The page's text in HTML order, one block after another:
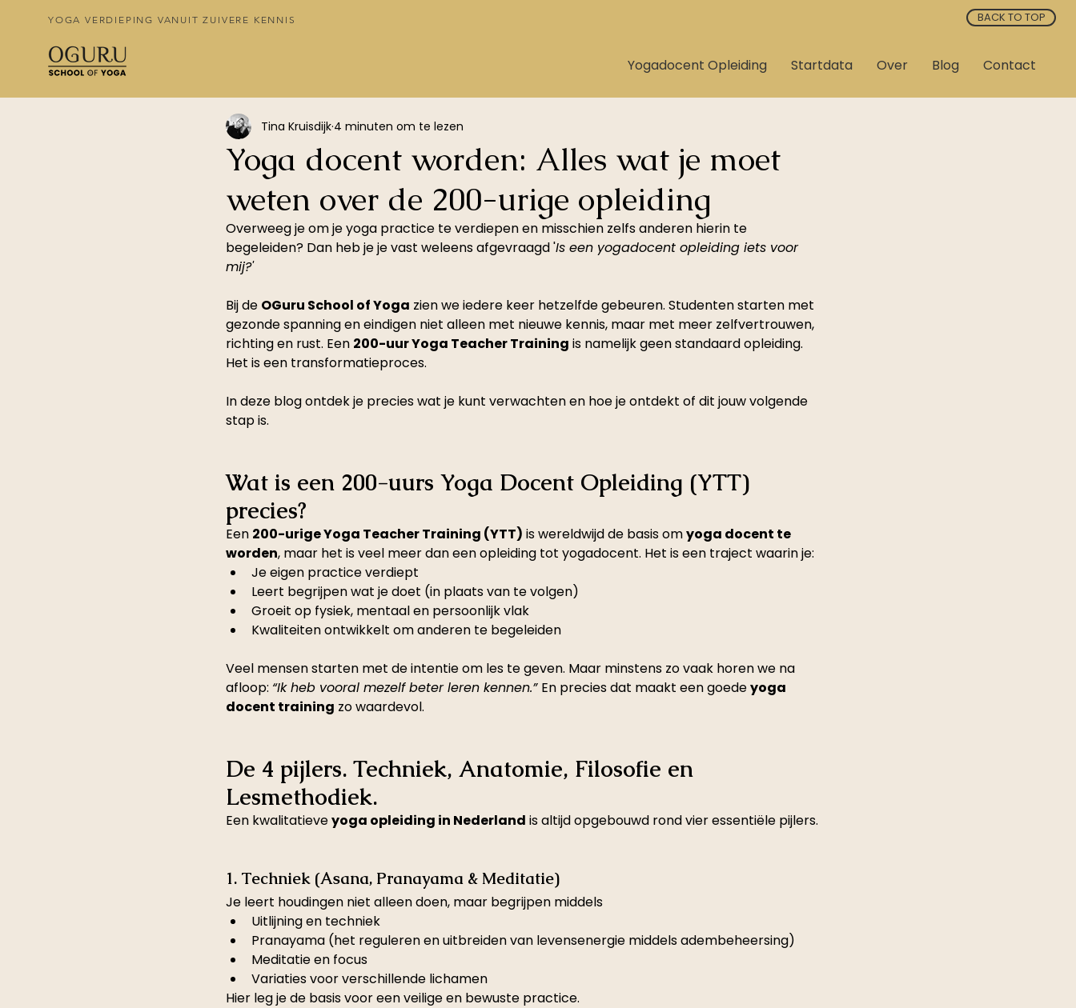
YOGA VERDIEPING VANUIT ZUIVERE KENNIS BACK TO TOP
Yogadocent Opleiding Startdata Over Blog Contact
Yoga docent worden: Alles wat je moet
weten over de 200-urige opleiding
Tina Kruisdijk 4 minuten om te lezen
Overweeg je om je yoga practice te verdiepen en misschien zelfs anderen hierin te
begeleiden? Dan heb je je vast weleens afgevraagd 'Is een yogadocent opleiding iets voor
mij?'
Bij de OGuru School of Yoga zien we iedere keer hetzelfde gebeuren. Studenten starten met
gezonde spanning en eindigen niet alleen met nieuwe kennis, maar met meer zelfvertrouwen,
richting en rust. Een 200-uur Yoga Teacher Training is namelijk geen standaard opleiding.
Het is een transformatieproces.
In deze blog ontdek je precies wat je kunt verwachten en hoe je ontdekt of dit jouw volgende
stap is.
Wat is een 200-uurs Yoga Docent Opleiding (YTT)
precies?
Een 200-urige Yoga Teacher Training (YTT) is wereldwijd de basis om yoga docent te
worden, maar het is veel meer dan een opleiding tot yogadocent. Het is een traject waarin je:
Je eigen practice verdiept
Leert begrijpen wat je doet (in plaats van te volgen)
Groeit op fysiek, mentaal en persoonlijk vlak
Kwaliteiten ontwikkelt om anderen te begeleiden
Veel mensen starten met de intentie om les te geven. Maar minstens zo vaak horen we na
afloop: “Ik heb vooral mezelf beter leren kennen.” En precies dat maakt een goede yoga
docent training zo waardevol.
De 4 pijlers. Techniek, Anatomie, Filosofie en
Lesmethodiek.
Een kwalitatieve yoga opleiding in Nederland is altijd opgebouwd rond vier essentiële pijlers.
1. Techniek (Asana, Pranayama & Meditatie)
Je leert houdingen niet alleen doen, maar begrijpen middels
Uitlijning en techniek
Pranayama (het reguleren en uitbreiden van levensenergie middels adembeheersing)
Meditatie en focus
Variaties voor verschillende lichamen
Hier leg je de basis voor een veilige en bewuste practice.